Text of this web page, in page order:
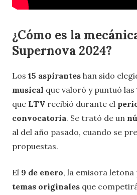
¿Cómo es la
Supernova 2024?
Los 15 aspirantes han sido
musical que valoró y puntuó las
que LTV recibió durante el
convocatoria. Se trató de un
al del año pasado, cuando se
propuestas.
El 9 de enero, la emisora
temas originales que